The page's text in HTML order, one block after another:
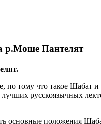
р.Моше Пантелят
по тому что такое Шабат и
русскоязычных
основные положения